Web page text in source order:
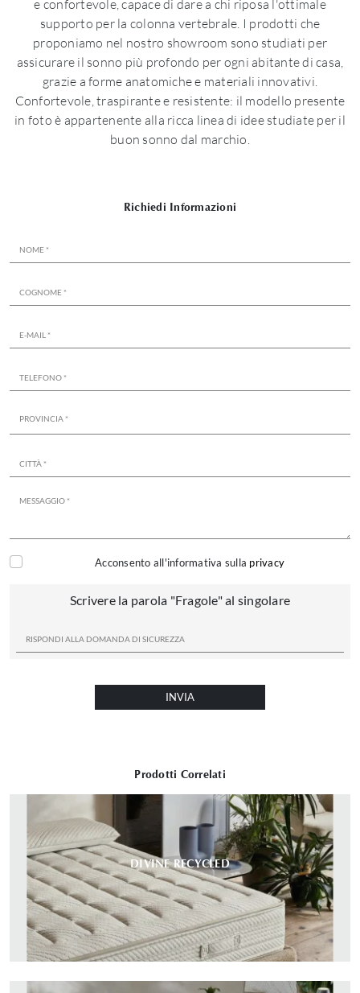
e confortevole, capace di dare a chi riposa l'ottimale
supporto per la colonna vertebrale. I prodotti che
proponiamo nel nostro showroom sono studiati per
assicurare il sonno più profondo per ogni abitante di casa,
grazie a forme anatomiche e materiali innovativi.
Confortevole, traspirante e resistente: il modello presente
in foto è appartenente alla ricca linea di idee studiate per il
buon sonno dal marchio.
Prodotti Correlati
DIVINE RECYCLED
Richiedi Informazioni
Acconsento all'informativa sulla privacy
Scrivere la parola "Fragole" al singolare
INVIA